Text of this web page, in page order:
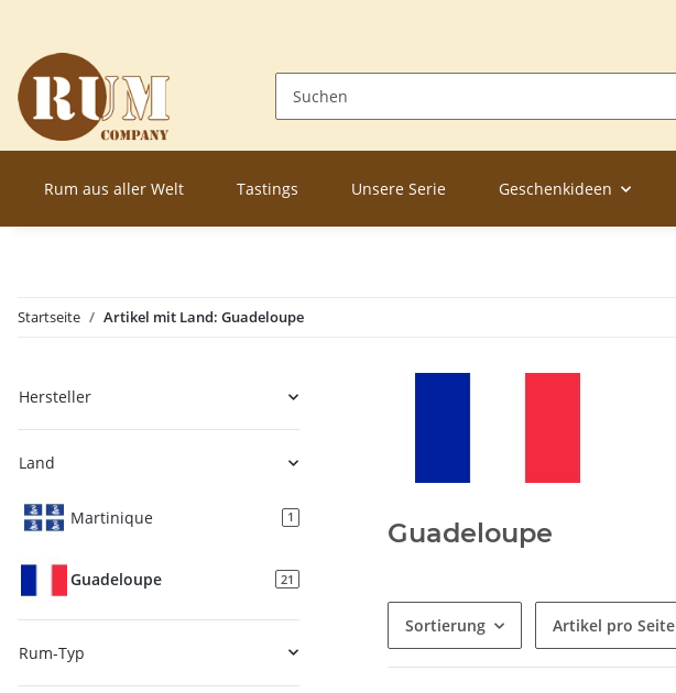
Rum aus aller Welt Tastings Unsere Serie Geschenkideen
Startseite Artikel mit Land: Guadeloupe
Guadeloupe
Sortierung Artikel pro Seite
Hersteller
Land
Martinique 1
Guadeloupe 21
Rum-Typ